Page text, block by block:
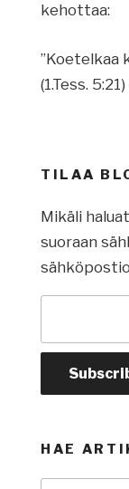
kehottaa:
”Koetelkaa
(1.Tess. 5:21)
TILAA
Mikäli
suoraan
HAE